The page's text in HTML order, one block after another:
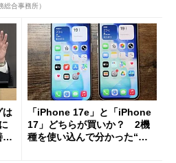
総合事務所）
は
「iPhone 17e」と「iPhone
17」どちらが買いか？ 2機
種を使い込んで分かった“ス